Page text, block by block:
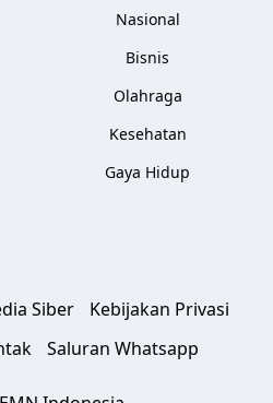
Nasional
Bisnis
Olahraga
Kesehatan
Gaya Hidup
Siber
Kebijakan Privasi
Saluran Whatsapp